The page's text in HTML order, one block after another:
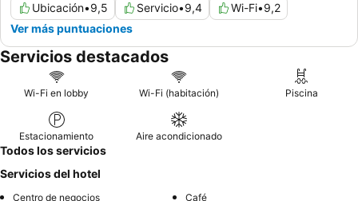
Ubicación•9,5 Servicio•9,4 Wi-Fi•9,2
Ver más puntuaciones
Servicios destacados
Wi-Fi en lobby Wi-Fi (habitación) Piscina
Estacionamiento Aire acondicionado
Todos los servicios
Servicios del hotel
Centro de negocios Café